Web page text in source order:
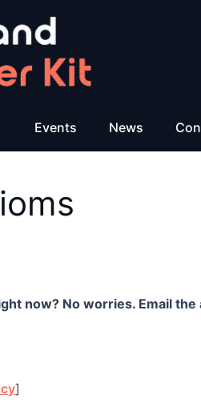
Events News
now? No worries. Email
]